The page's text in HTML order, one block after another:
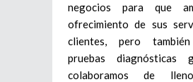
negocios para que
ofrecimiento de sus
clientes, pero también
pruebas diagnósticas
colaboramos de